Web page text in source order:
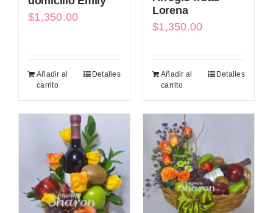
$1,350.00
Añadir al
carrito
Detalles
Lorena
$1,350.00
Añadir al
carrito
Detalles